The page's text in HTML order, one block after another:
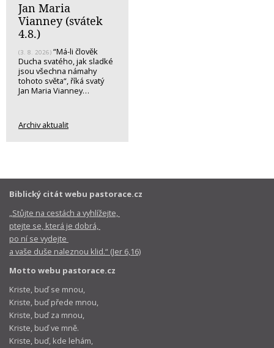
Jan Maria
Vianney (svátek
4.8.)
(3. 8. 2026) “Má-li člověk
Ducha svatého, jak sladké
jsou všechna námahy
tohoto světa“, říká svatý
Jan Maria Vianney…
Archiv aktualit
Biblický citát webu pastorace.cz
„Stůjte na cestách a vyhlížejte,
ptejte se, která je dobrá,
po ní se vydejte
a vaše duše naleznou klid.“ (Jer 6,16)
Motto webu pastorace.cz
Kriste, buď se mnou,
Kriste, buď přede mnou,
Kriste, buď za mnou,
Kriste, buď ve mně.
Kriste, buď, kde lehám,